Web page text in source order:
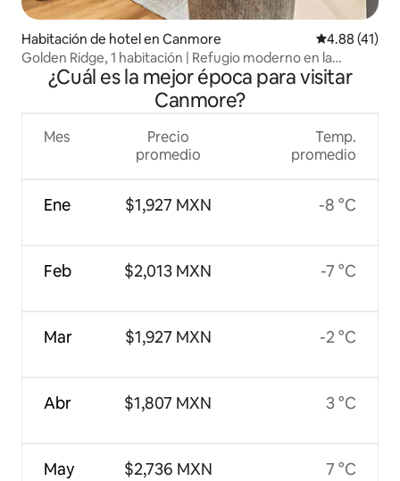
Habitación de hotel en Canmore Calificación
4.88 (41)
Golden Ridge, 1 habitación | Refugio moderno en la
montaña
¿Cuál es la mejor época para visitar
Canmore?
Mes
Ene
Feb
Mar
Abr
May
Precio
promedio
$1,927 MXN
$2,013 MXN
$1,927 MXN
$1,807 MXN
$2,736 MXN
Temp.
promedio
-8 °C
-7 °C
-2 °C
3 °C
7 °C